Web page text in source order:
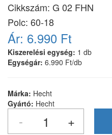
Cikkszám: G 02 FHN
Polc: 60-18
Ár: 6.990 Ft
Kiszerelési egység: 1 db
Egységár: 6.990 Ft/db
Márka: Hecht
Gyártó: Hecht